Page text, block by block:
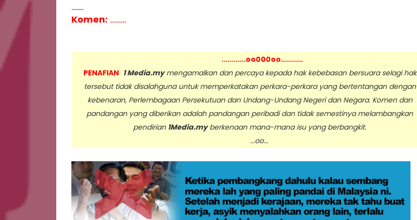
........
Komen: ........
............oo000oo...........
PENAFIAN 1 Media.mymengamalkan dan percaya kepada hak kebebasan bersuara selagi hak
tersebut tidak disalahguna untuk memperkatakan perkara-perkara yang bertentangan dengan
kebenaran, Perlembagaan Persekutuan dan Undang-Undang Negeri dan Negara. Komen dan
pandangan yang diberikan adalah pandangan peribadi dan tidak semestinya melambangkan
pendirian 1Media.myberkenaan mana-mana isu yang berbangkit.
...oo...